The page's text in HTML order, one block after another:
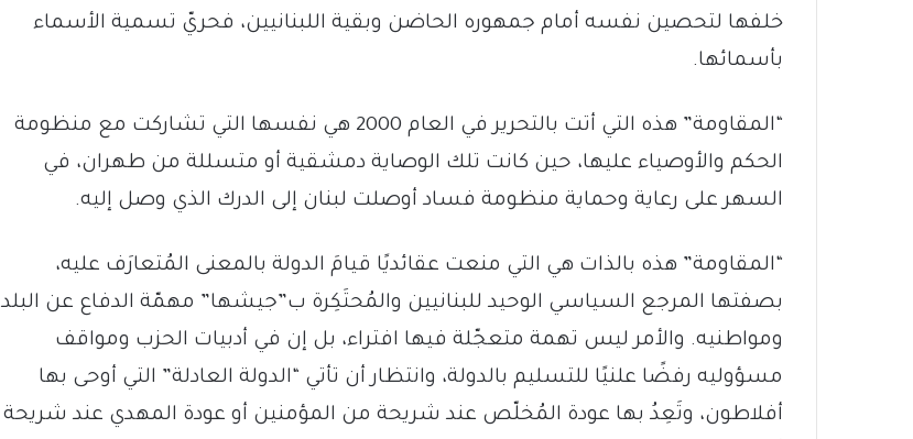
خلفها لتحصين نفسه أمام جمهوره الحاضن وبقية اللبنانيين، فحريّ تسمية الأسماء
بأسمائها.
“المقاومة” هذه التي أتت بالتحرير في العام 2000 هي نفسها التي تشاركت مع منظومة
الحكم والأوصياء عليها، حين كانت تلك الوصاية دمشقية أو متسللة من طهران، في
السهر على رعاية وحماية منظومة فساد أوصلت لبنان إلى الدرك الذي وصل إليه.
“المقاومة” هذه بالذات هي التي منعت عقائديًا قيامَ الدولة بالمعنى المُتعارَف عليه،
بصفتها المرجع السياسي الوحيد للبنانيين والمُحتَكِرة ب”جيشها” مهمّة الدفاع عن البلد
ومواطنيه. والأمر ليس تهمة متعجّلة فيها افتراء، بل إن في أدبيات الحزب ومواقف
مسؤوليه رفضًا علنيًا للتسليم بالدولة، وانتظار أن تأتي “الدولة العادلة” التي أوحى بها
أفلاطون، وتَعِدُ بها عودة المُخلّص عند شريحة من المؤمنين أو عودة المهدي عند شريحة